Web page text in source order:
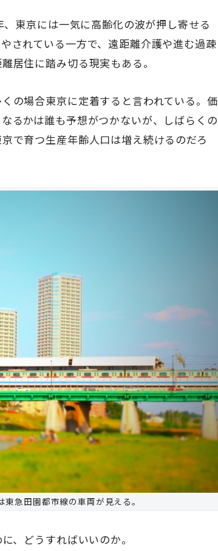
東京には一気に高齢化の波が押し寄せる
されている一方で、遠距離介護や進む過疎
居住に踏み切る現実もある。
の場合東京に定着すると言われている。価
るかは誰も予想がつかないが、しばらくの
で育つ生産年齢人口は増え続けるのだろ
急田園都市線の車両が見える。
、どうすればいいのか。